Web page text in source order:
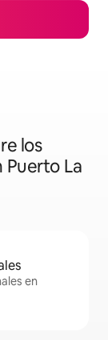
los
Puerto La
en